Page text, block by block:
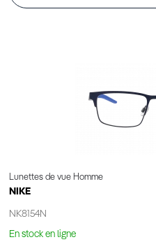
Lunettes de vue Homme
NIKE
NK8154N
En stock en ligne